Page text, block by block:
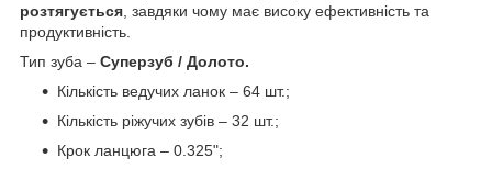
розтягується , завдяки чому має високу ефективність та
продуктивність.
Тип зуба – Суперзуб / Долото.
Кількість ведучих ланок – 64 шт.;
Кількість ріжучих зубів – 32 шт.;
Крок ланцюга – 0.325";